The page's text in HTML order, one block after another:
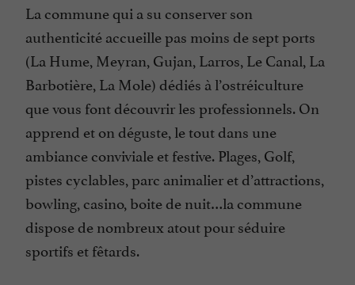
La commune qui a su conserver son
authenticité accueille pas moins de sept ports
(La Hume, Meyran, Gujan, Larros, Le Canal, La
Barbotière, La Mole) dédiés à l’ostréiculture
que vous font découvrir les professionnels. On
apprend et on déguste, le tout dans une
ambiance conviviale et festive. Plages, Golf,
pistes cyclables, parc animalier et d’attractions,
bowling, casino, boite de nuit…la commune
dispose de nombreux atout pour séduire
sportifs et fêtards.